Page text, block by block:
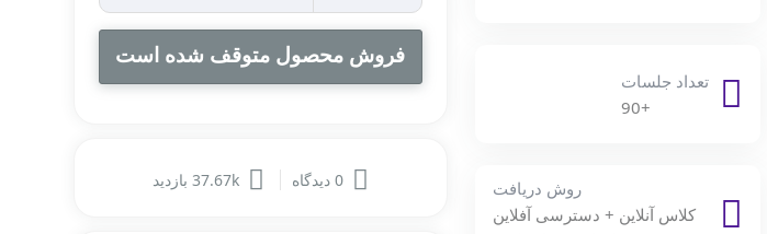
تعداد جلسات
+90
روش دریافت
کلاس آنلاین + دسترسی آفلاین
فروش محصول متوقف شده است
0 دیدگاه 37.67k بازدید